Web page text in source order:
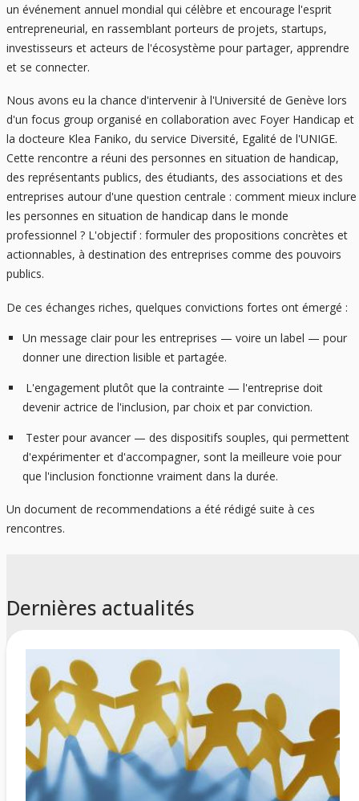
un événement annuel mondial qui célèbre et encourage l'esprit
entrepreneurial, en rassemblant porteurs de projets, startups,
investisseurs et acteurs de l'écosystème pour partager, apprendre
et se connecter.
Nous avons eu la chance d'intervenir à l'Université de Genève lors
d'un focus group organisé en collaboration avec Foyer Handicap et
la docteure Klea Faniko, du service Diversité, Egalité de l'UNIGE.
Cette rencontre a réuni des personnes en situation de handicap,
des représentants publics, des étudiants, des associations et des
entreprises autour d'une question centrale : comment mieux inclure
les personnes en situation de handicap dans le monde
professionnel ? L'objectif : formuler des propositions concrètes et
actionnables, à destination des entreprises comme des pouvoirs
publics.
De ces échanges riches, quelques convictions fortes ont émergé :
Un message clair pour les entreprises — voire un label — pour
donner une direction lisible et partagée.
L'engagement plutôt que la contrainte — l'entreprise doit
devenir actrice de l'inclusion, par choix et par conviction.
Tester pour avancer — des dispositifs souples, qui permettent
d'expérimenter et d'accompagner, sont la meilleure voie pour
que l'inclusion fonctionne vraiment dans la durée.
Un document de recommendations a été rédigé suite à ces
rencontres.
Dernières actualités